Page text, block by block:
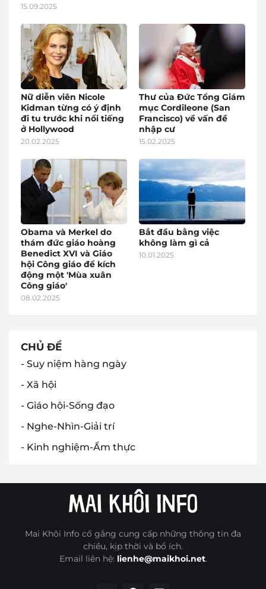
15.09.2025
Nữ diễn viên Nicole
Kidman từng có ý định
đi tu trước khi nổi tiếng
ở Hollywood
20.02.2025
Thư của Đức Tổng Giám
mục Cordileone (San
Francisco) về vấn đề
nhập cư
15.02.2025
Obama và Merkel do
thám đức giáo hoàng
Benedict XVI và Giáo
hội Công giáo để kích
động một 'Mùa xuân
Công giáo'
08.02.2025
Bắt đầu bằng việc
không làm gì cả
10.01.2025
CHỦ ĐỀ
- Suy niệm hàng ngày
- Xã hội
- Giáo hội-Sống đạo
- Nghe-Nhìn-Giải trí
- Kinh nghiệm-Ẩm thực
Mai Khôi Info cố gắng cung cấp những thông tin đa
chiều, kịp thời và bổ ích.
Email liên hệ: lienhe@maikhoi.net.